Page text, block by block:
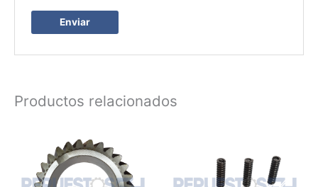
Productos relacionados